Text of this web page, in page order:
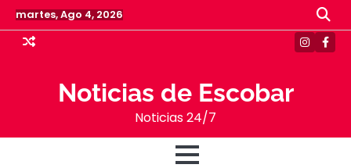
Skip
to
content
martes, Ago 4, 2026
Noticias de Escobar
Noticias 24/7